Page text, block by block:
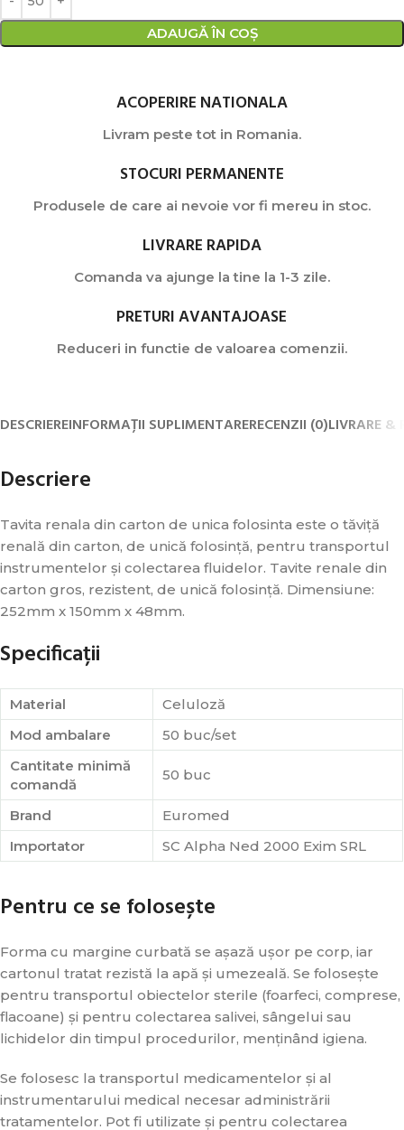
ADAUGĂ ÎN COȘ
ACOPERIRE NATIONALA
Livram peste tot in Romania.
STOCURI PERMANENTE
Produsele de care ai nevoie vor fi mereu in stoc.
LIVRARE RAPIDA
Comanda va ajunge la tine la 1-3 zile.
PRETURI AVANTAJOASE
Reduceri in functie de valoarea comenzii.
DESCRIEREINFORMAȚII SUPLIMENTARERECENZII (0)LIVRARE &
Descriere
Tavita renala din carton de unica folosinta este o tăviță
renală din carton, de unică folosință, pentru transportul
instrumentelor și colectarea fluidelor. Tavite renale din
carton gros, rezistent, de unică folosință. Dimensiune:
252mm x 150mm x 48mm.
Specificații
Material
Celuloză
Mod ambalare
50 buc/set
Cantitate minimă
comandă
50 buc
Brand
Euromed
Importator
SC Alpha Ned 2000 Exim SRL
Pentru ce se folosește
Forma cu margine curbată se așază ușor pe corp, iar
cartonul tratat rezistă la apă și umezeală. Se folosește
pentru transportul obiectelor sterile (foarfeci, comprese,
flacoane) și pentru colectarea salivei, sângelui sau
lichidelor din timpul procedurilor, menținând igiena.
Se folosesc la transportul medicamentelor și al
instrumentarului medical necesar administrării
tratamentelor. Pot fi utilizate și pentru colectarea